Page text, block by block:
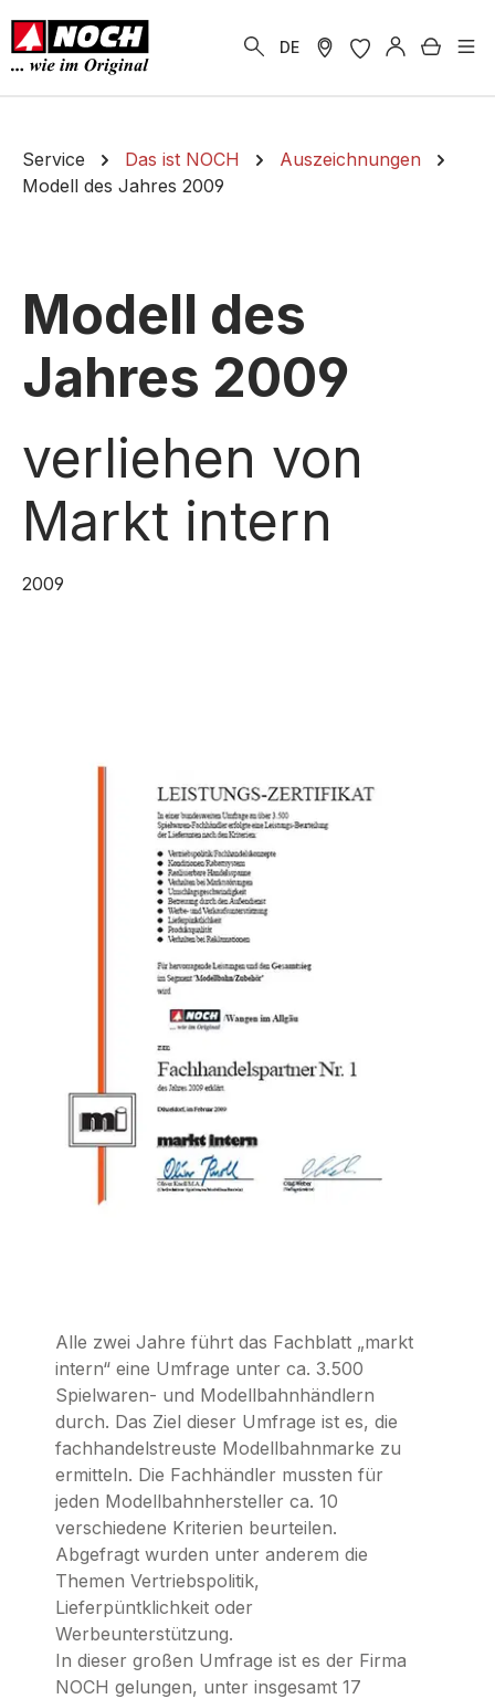
springen
DE
Service Das ist NOCH
Auszeichnungen
Modell des Jahres 2009
Modell des
Jahres 2009
verliehen von
Markt intern
2009
Alle zwei Jahre führt das Fachblatt „markt
intern“ eine Umfrage unter ca. 3.500
Spielwaren- und Modellbahnhändlern
durch. Das Ziel dieser Umfrage ist es, die
fachhandelstreuste Modellbahnmarke zu
ermitteln. Die Fachhändler mussten für
jeden Modellbahnhersteller ca. 10
verschiedene Kriterien beurteilen.
Abgefragt wurden unter anderem die
Themen Vertriebspolitik,
Lieferpüntklichkeit oder
Werbeunterstützung.
In dieser großen Umfrage ist es der Firma
NOCH gelungen, unter insgesamt 17